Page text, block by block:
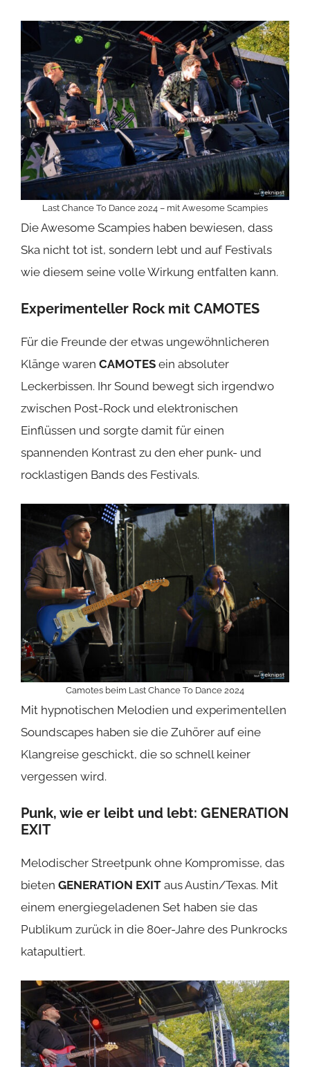
Last Chance To Dance 2024 – mit Awesome Scampies
Die Awesome Scampies haben bewiesen, dass
Ska nicht tot ist, sondern lebt und auf Festivals
wie diesem seine volle Wirkung entfalten kann.
Experimenteller Rock mit CAMOTES
Für die Freunde der etwas ungewöhnlicheren
Klänge waren CAMOTES ein absoluter
Leckerbissen. Ihr Sound bewegt sich irgendwo
zwischen Post-Rock und elektronischen
Einflüssen und sorgte damit für einen
spannenden Kontrast zu den eher punk- und
rocklastigen Bands des Festivals.
Camotes beim Last Chance To Dance 2024
Mit hypnotischen Melodien und experimentellen
Soundscapes haben sie die Zuhörer auf eine
Klangreise geschickt, die so schnell keiner
vergessen wird.
Punk, wie er leibt und lebt: GENERATION
EXIT
Melodischer Streetpunk ohne Kompromisse, das
bieten GENERATION EXIT aus Austin/Texas. Mit
einem energiegeladenen Set haben sie das
Publikum zurück in die 80er-Jahre des Punkrocks
katapultiert.